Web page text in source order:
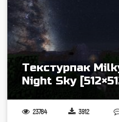
Текстурпак
Night Sky
23784 3912